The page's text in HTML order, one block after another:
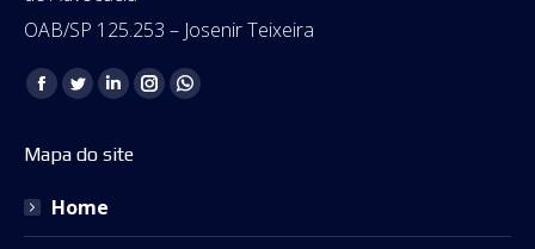
OAB/SP 125.253 – Josenir Teixeira
Encontre-nos em:
Facebook
opens
new
Twitter
opens
new
Linkedin
opens
InstagramWhatsapp
Mapa do site
Home